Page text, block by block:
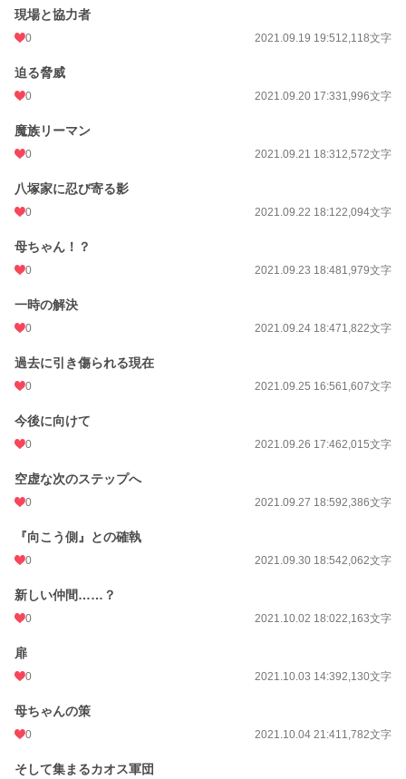
現場と協力者
0 2021.09.19 19:512,118文字
迫る脅威
0 2021.09.20 17:331,996文字
魔族リーマン
0 2021.09.21 18:312,572文字
八塚家に忍び寄る影
0 2021.09.22 18:122,094文字
母ちゃん！？
0 2021.09.23 18:481,979文字
一時の解決
0 2021.09.24 18:471,822文字
過去に引き傷られる現在
0 2021.09.25 16:561,607文字
今後に向けて
0 2021.09.26 17:462,015文字
空虚な次のステップへ
0 2021.09.27 18:592,386文字
『向こう側』との確執
0 2021.09.30 18:542,062文字
新しい仲間……？
0 2021.10.02 18:022,163文字
扉
0 2021.10.03 14:392,130文字
母ちゃんの策
0 2021.10.04 21:411,782文字
そして集まるカオス軍団